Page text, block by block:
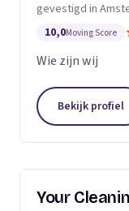
gevestigd in
10,0Moving Score
Wie zijn wij
Bekijk profiel
Your